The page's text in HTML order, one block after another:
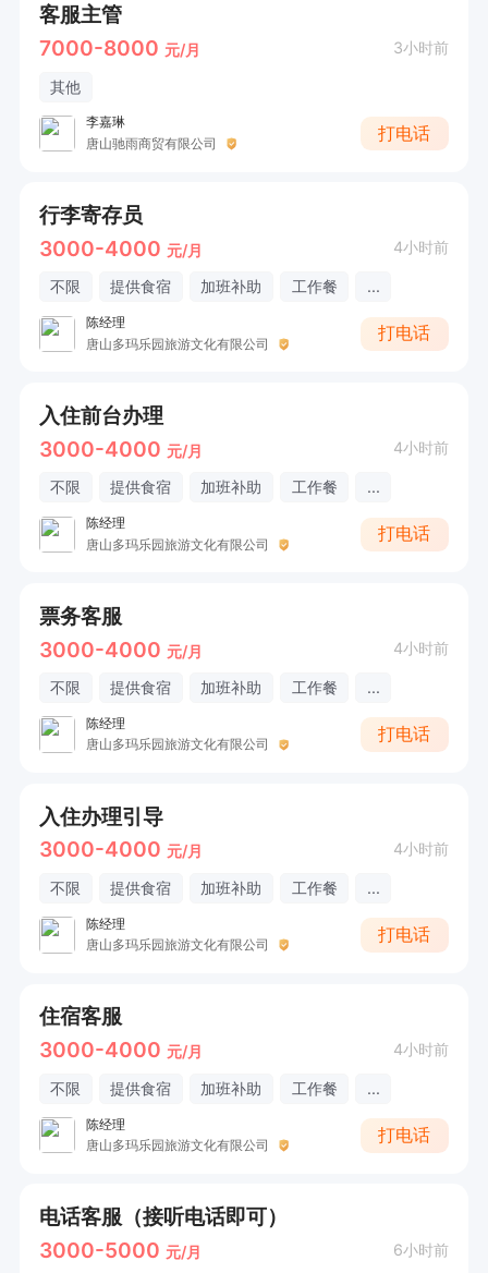
客服主管
7000-8000 元/月 3小时前
其他
李嘉琳
唐山驰雨商贸有限公司
打电话
行李寄存员
3000-4000 元/月 4小时前
不限 提供食宿 加班补助 工作餐 ...
陈经理
唐山多玛乐园旅游文化有限公司
打电话
入住前台办理
3000-4000 元/月 4小时前
不限 提供食宿 加班补助 工作餐 ...
陈经理
唐山多玛乐园旅游文化有限公司
打电话
票务客服
3000-4000 元/月 4小时前
不限 提供食宿 加班补助 工作餐 ...
陈经理
唐山多玛乐园旅游文化有限公司
打电话
入住办理引导
3000-4000 元/月 4小时前
不限 提供食宿 加班补助 工作餐 ...
陈经理
唐山多玛乐园旅游文化有限公司
打电话
住宿客服
3000-4000 元/月 4小时前
不限 提供食宿 加班补助 工作餐 ...
陈经理
唐山多玛乐园旅游文化有限公司
打电话
电话客服（接听电话即可）
3000-5000 元/月 6小时前